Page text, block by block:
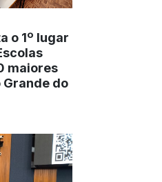
o 1º lugar
maiores
Grande do